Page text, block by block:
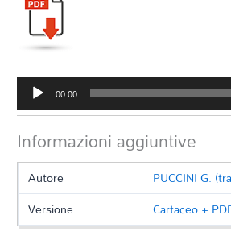
Audio
Player
00:00
Informazioni aggiuntive
Autore
PUCCINI G.
Versione
Cartaceo +